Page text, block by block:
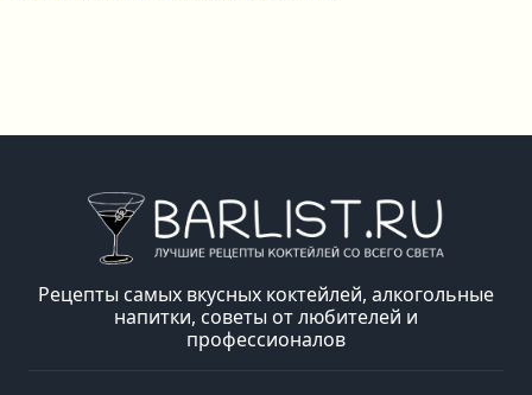
Рецепты самых вкусных коктейлей, алкогольные
напитки, советы от любителей и
профессионалов